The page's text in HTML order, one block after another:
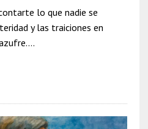
lo que nadie se
y las traiciones en